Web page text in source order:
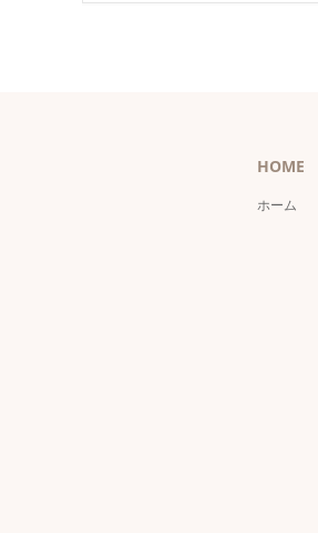
HOME
ホーム